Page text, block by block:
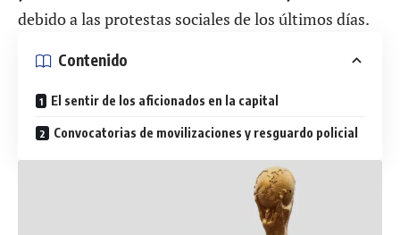
debido a las protestas sociales de los últimos días.
Contenido
El sentir de los aficionados en la capital
Convocatorias de movilizaciones y resguardo policial